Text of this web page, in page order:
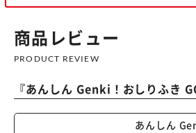
商品レビュー
PRODUCT REVIEW
『あんしん Genki！おしりふき
あんしん
カートに入れる